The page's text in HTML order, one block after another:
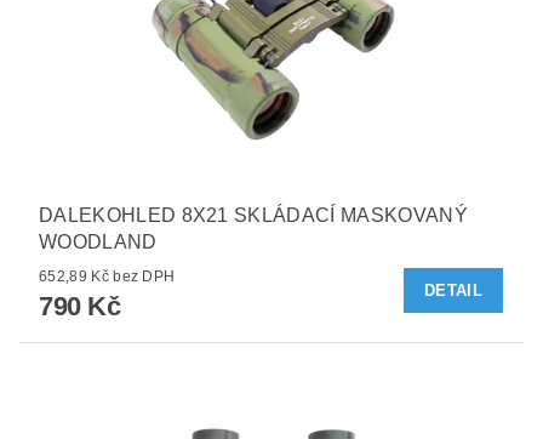
DALEKOHLED 8X21 SKLÁDACÍ MASKOVANÝ
WOODLAND
652,89 Kč bez DPH
790 Kč
DETAIL